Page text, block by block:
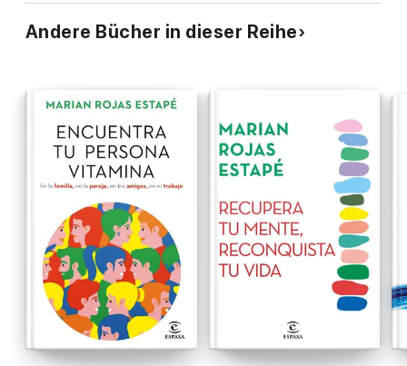
Andere Bücher in dieser Reihe